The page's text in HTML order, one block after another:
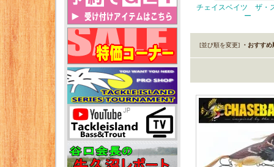
チェイスベイツ ザ・
ー
[並び順を変更] ・おすすめ